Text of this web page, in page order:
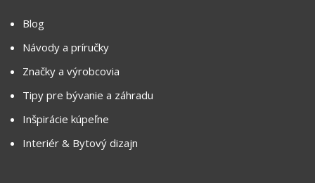
Blog
Návody a príručky
Značky a výrobcovia
Tipy pre bývanie a záhradu
Inšpirácie kúpeľne
Interiér & Bytový dizajn